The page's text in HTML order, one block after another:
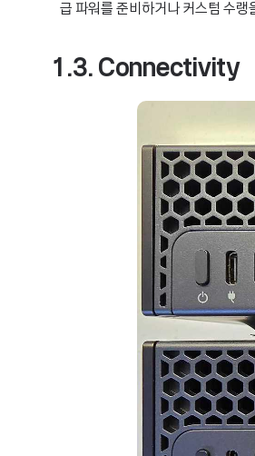
급 파워를 준비하거나 커스텀 수
1.3. Connectivity